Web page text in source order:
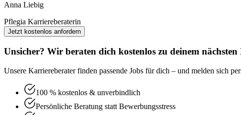
Anna Liebig
Pflegia Karriereberaterin
Jetzt kostenlos anfordern
Unsicher? Wir beraten dich kostenlos zu deinem
Unsere Karriereberater finden passende Jobs für dich – und melden sich
100 % kostenlos & unverbindlich
Persönliche Beratung statt Bewerbungsstress